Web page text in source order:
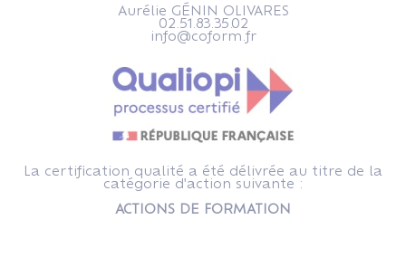
Aurélie GÉNIN OLIVARES
02.51.83.35.02
info@coform.fr
La certification qualité a été délivrée au titre de la
catégorie d'action suivante :
ACTIONS DE FORMATION